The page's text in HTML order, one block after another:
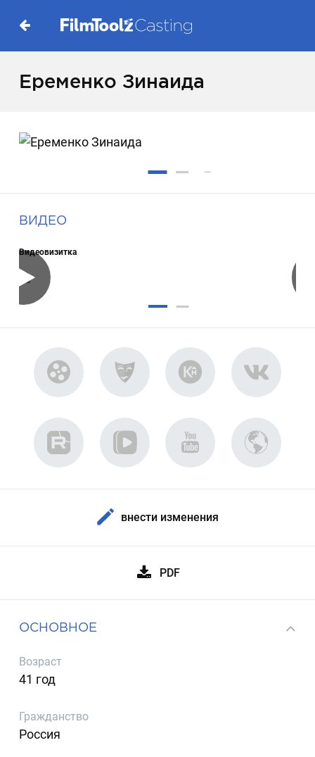
Еременко Зинаида
ВИДЕО
Видеовизитка
внести изменения
PDF
ОСНОВНОЕ
Возраст
41 год
Гражданство
Россия